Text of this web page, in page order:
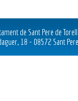
de Sant Pere de
18 - 08572 Sant